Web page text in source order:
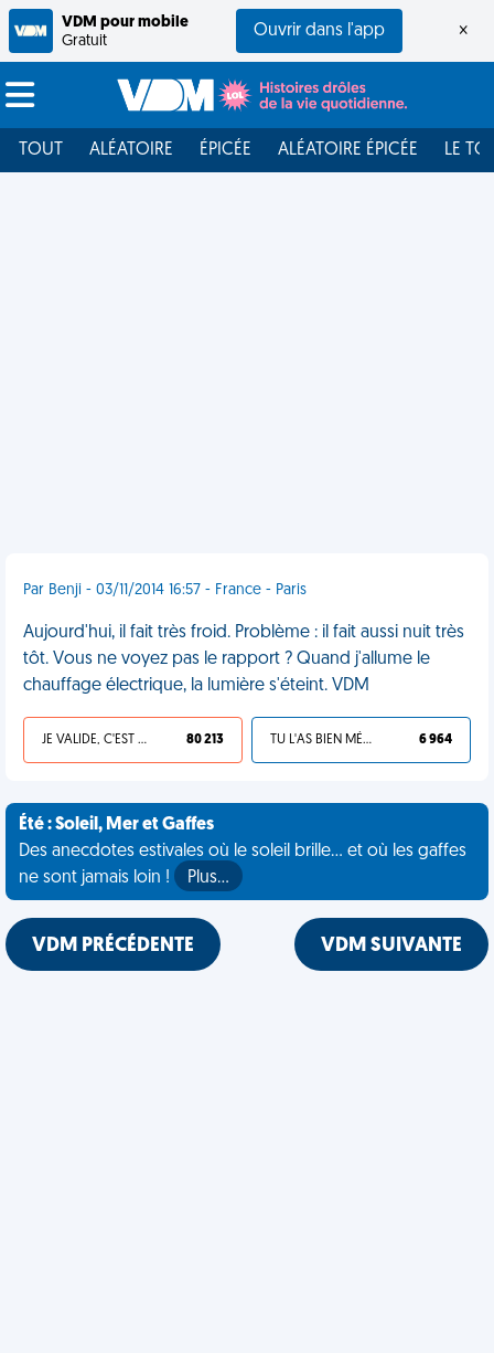
VDM pour mobile
Gratuit
Ouvrir dans l'app ×
TOUT ALÉATOIRE ÉPICÉE ALÉATOIRE ÉPICÉE LE
Par Benji - 03/11/2014 16:57 - France - Paris
Aujourd'hui, il fait très froid. Problème : il fait aussi nuit très
tôt. Vous ne voyez pas le rapport ? Quand j'allume le
chauffage électrique, la lumière s'éteint. VDM
JE VALIDE, C'EST UNE VDM 80 213 TU L'AS BIEN MÉRITÉ 6 964
Été : Soleil, Mer et Gaffes
Des anecdotes estivales où le soleil brille... et où les gaffes
ne sont jamais loin !
Plus…
VDM PRÉCÉDENTE VDM SUIVANTE